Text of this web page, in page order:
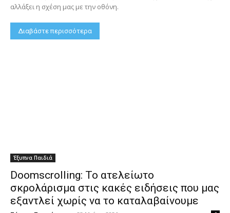
αλλάξει η σχέση μας με την οθόνη.
Διαβάστε περισσότερα
Έξυπνα Παιδιά
Doomscrolling: Το ατελείωτο
σκρολάρισμα στις κακές ειδήσεις που μας
εξαντλεί χωρίς να το καταλαβαίνουμε